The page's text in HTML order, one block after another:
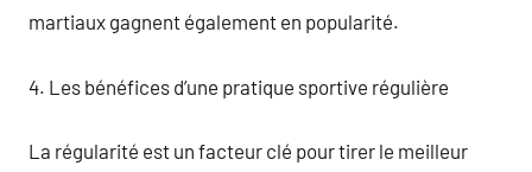
martiaux gagnent également en popularité.
4. Les bénéfices d’une pratique sportive régulière
La régularité est un facteur clé pour tirer le meilleur